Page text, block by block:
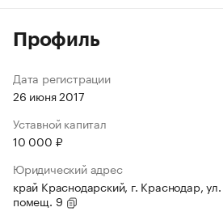
Профиль
Дата регистрации
26 июня 2017
Уставной капитал
10 000 ₽
Юридический адрес
край Краснодарский, г. Краснодар, ул.
помещ. 9